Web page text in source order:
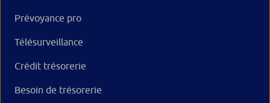
Prévoyance pro
Télésurveillance
Crédit trésorerie
Besoin de trésorerie